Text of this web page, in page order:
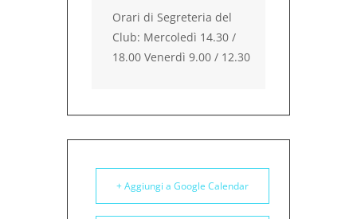
Orari di Segreteria del
Club: Mercoledì 14.30 /
18.00 Venerdì 9.00 / 12.30
+ Aggiungi a Google Calendar